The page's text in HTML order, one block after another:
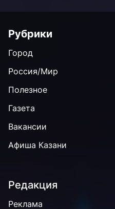
Рубрики
Город
Россия/Мир
Полезное
Газета
Вакансии
Афиша Казани
Редакция
Реклама